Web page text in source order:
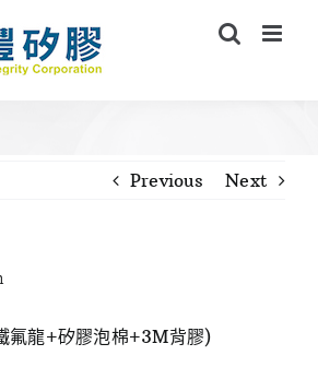
Previous Next
氟龍+矽膠泡棉+3M背膠)